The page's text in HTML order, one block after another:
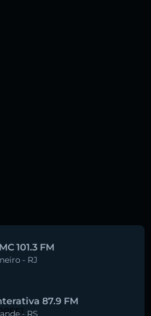
101.3 FM
- RJ
87.9 FM
- RS